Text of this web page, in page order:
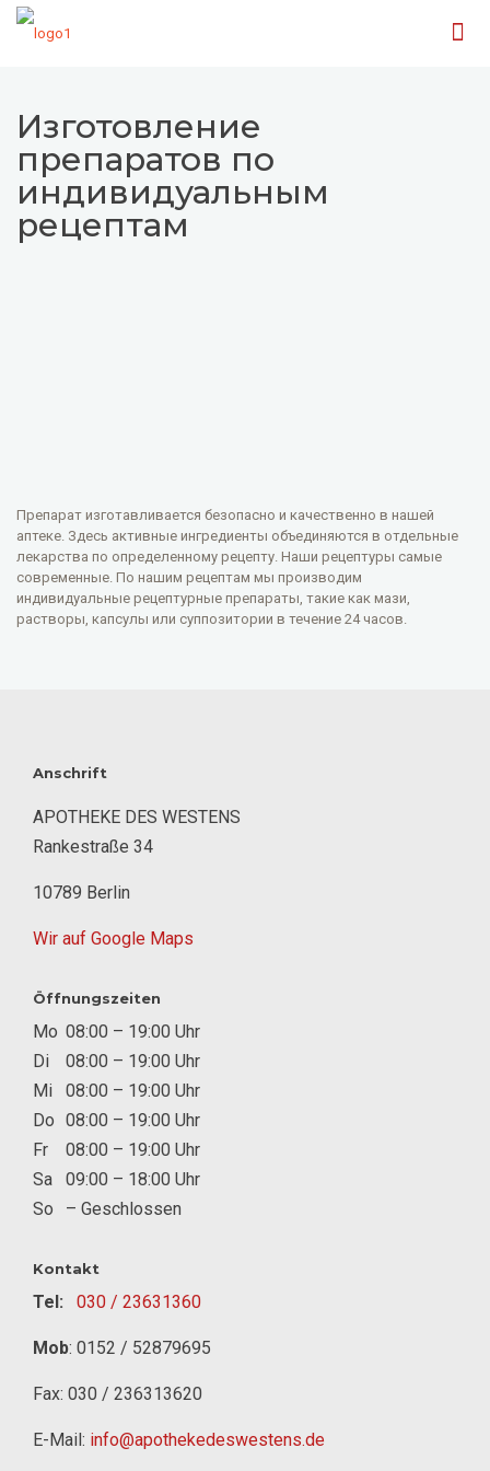
Изготовление
препаратов по
индивидуальным
рецептам
Препарат изготавливается безопасно и качественно в нашей
аптеке. Здесь активные ингредиенты объединяются в отдельные
лекарства по определенному рецепту. Наши рецептуры самые
современные. По нашим рецептам мы производим
индивидуальные рецептурные препараты, такие как мази,
растворы, капсулы или суппозитории в течение 24 часов.
Anschrift
APOTHEKE DES WESTENS
Rankestraße 34
10789 Berlin
Wir auf Google Maps
Öffnungszeiten
Mo 08:00 – 19:00 Uhr
Di
08:00 – 19:00 Uhr
Mi
08:00 – 19:00 Uhr
Do 08:00 – 19:00 Uhr
Fr
08:00 – 19:00 Uhr
Sa
09:00 – 18:00 Uhr
So
– Geschlossen
Kontakt
Tel: 030 / 23631360
Mob: 0152 / 52879695
Fax: 030 / 236313620
E-Mail: info@apothekedeswestens.de